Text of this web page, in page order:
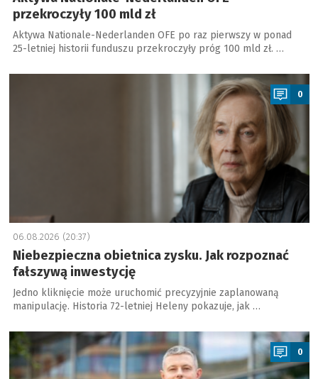
przekroczyły 100 mld zł
Aktywa Nationale-Nederlanden OFE po raz pierwszy w ponad
25-letniej historii funduszu przekroczyły próg 100 mld zł. …
a
0
06.08.2026 (20:37)
Niebezpieczna obietnica zysku. Jak rozpoznać
fałszywą inwestycję
Jedno kliknięcie może uruchomić precyzyjnie zaplanowaną
manipulację. Historia 72-letniej Heleny pokazuje, jak …
a
0